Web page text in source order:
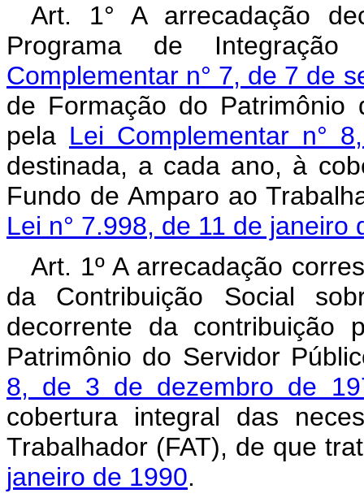
Art. 1° A arrecadação
Programa de
Complementar n° 7, de 7 de
de Formação do Patrimônio
pela Lei Complementar n°
destinada, a cada ano, à
Fundo de Amparo ao
Lei n° 7.998, de 11 de janeiro
Art. 1º A arrecadação
da Contribuição Social
decorrente da contribuição
Patrimônio do Servidor
8, de 3 de dezembro de
cobertura integral das
Trabalhador (FAT), de que
janeiro de 1990.